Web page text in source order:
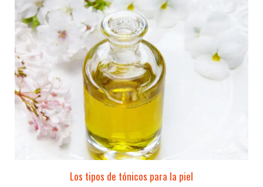
Los tipos de tónicos para la piel